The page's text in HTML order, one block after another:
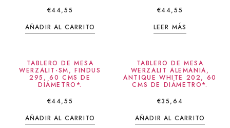
€44,55
AÑADIR AL CARRITO
€44,55
LEER MÁS
TABLERO DE MESA
WERZALIT-SM, FINDUS
295, 60 CMS DE
DIÁMETRO*.
€44,55
AÑADIR AL CARRITO
TABLERO DE MESA
WERZALIT ALEMANIA,
ANTIQUE WHITE 202, 60
CMS DE DIÁMETRO*.
€35,64
AÑADIR AL CARRITO